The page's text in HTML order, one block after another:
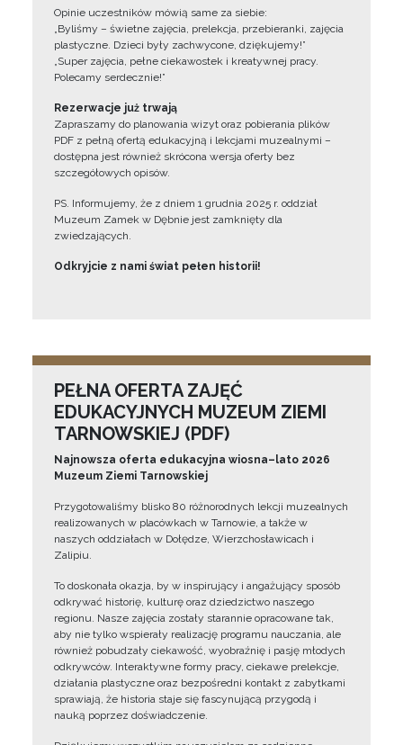
Opinie uczestników mówią same za siebie:
„Byliśmy – świetne zajęcia, prelekcja, przebieranki, zajęcia
plastyczne. Dzieci były zachwycone, dziękujemy!”
„Super zajęcia, pełne ciekawostek i kreatywnej pracy.
Polecamy serdecznie!”
Rezerwacje już trwają
Zapraszamy do planowania wizyt oraz pobierania plików
PDF z pełną ofertą edukacyjną i lekcjami muzealnymi –
dostępna jest również skrócona wersja oferty bez
szczegółowych opisów.
PS. Informujemy, że z dniem 1 grudnia 2025 r. oddział
Muzeum Zamek w Dębnie jest zamknięty dla
zwiedzających.
Odkryjcie z nami świat pełen historii!
PEŁNA OFERTA ZAJĘĆ
EDUKACYJNYCH MUZEUM ZIEMI
TARNOWSKIEJ (PDF)
Najnowsza oferta edukacyjna wiosna–lato 2026
Muzeum Ziemi Tarnowskiej
Przygotowaliśmy blisko 80 różnorodnych lekcji muzealnych
realizowanych w placówkach w Tarnowie, a także w
naszych oddziałach w Dołędze, Wierzchosławicach i
Zalipiu.
To doskonała okazja, by w inspirujący i angażujący sposób
odkrywać historię, kulturę oraz dziedzictwo naszego
regionu. Nasze zajęcia zostały starannie opracowane tak,
aby nie tylko wspierały realizację programu nauczania, ale
również pobudzały ciekawość, wyobraźnię i pasję młodych
odkrywców. Interaktywne formy pracy, ciekawe prelekcje,
działania plastyczne oraz bezpośredni kontakt z zabytkami
sprawiają, że historia staje się fascynującą przygodą i
nauką poprzez doświadczenie.